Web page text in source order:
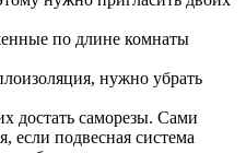
по длине комнаты
нужно убрать
достать саморезы. Сами
если подвесная система